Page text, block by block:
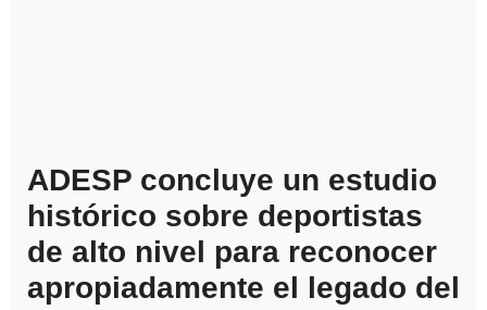
ADESP concluye un estudio
histórico sobre deportistas
de alto nivel para reconocer
apropiadamente el legado del